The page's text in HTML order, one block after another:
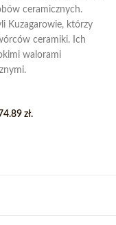
ceramicznych.
Kuzagarowie, którzy
ceramiki. Ich
walorami
zł.